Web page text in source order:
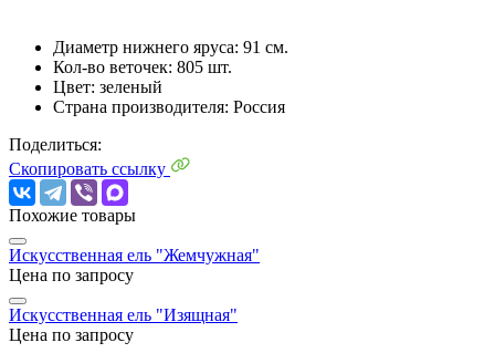
Диаметр нижнего яруса: 91 см.
Кол-во веточек: 805 шт.
Цвет: зеленый
Страна производителя: Россия
Поделиться:
Скопировать ссылку
Похожие товары
Искусственная ель "Жемчужная"
Цена по запросу
Искусственная ель "Изящная"
Цена по запросу